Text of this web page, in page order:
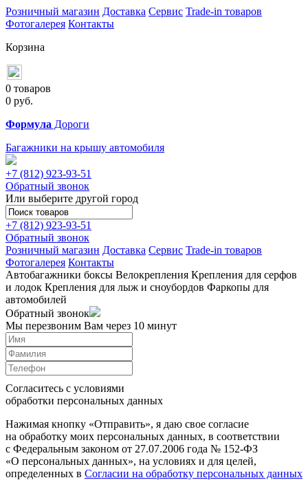
Розничный магазин Доставка Сервис Trade-in товаров
Фотогалерея Контакты
Корзина
0 товаров
0 руб.
Формула Дороги
Багажники на крышу автомобиля
+7 (812) 923-93-51
Обратный звонок
Или выберите другой город
+7 (812) 923-93-51
Обратный звонок
Розничный магазин Доставка Сервис Trade-in товаров
Фотогалерея Контакты
Автобагажники боксы Велокрепления Крепления для серфов
и лодок Крепления для лыж и сноубордов Фаркопы для
автомобилей
Обратный звонок
Мы перезвоним Вам через 10 минут
Согласитесь с условиями
обработки персональных данных
Нажимая кнопку «Отправить», я даю свое согласие
на обработку моих персональных данных, в соответствии
с Федеральным законом от 27.07.2006 года № 152-ФЗ
«О персональных данных», на условиях и для целей,
определенных в Согласии на обработку персональных данных